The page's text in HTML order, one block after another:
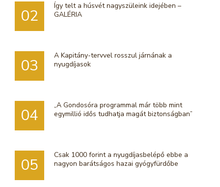
02
Így telt a húsvét nagyszüleink idejében –
GALÉRIA
03
A Kapitány-tervvel rosszul járnának a
nyugdíjasok
04
„A Gondosóra programmal már több mint
egymillió idős tudhatja magát biztonságban”
05
Csak 1000 forint a nyugdíjasbelépő ebbe a
nagyon barátságos hazai gyógyfürdőbe